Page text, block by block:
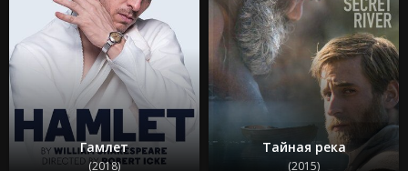
Гамлет
(2018)
Тайная река
(2015)